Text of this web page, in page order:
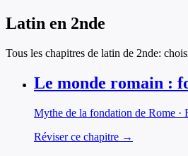
Latin en 2nde
Tous les chapitres de latin de 2nde:
Le monde romain :
Mythe de la fondation de Rome ·
Réviser ce chapitre →